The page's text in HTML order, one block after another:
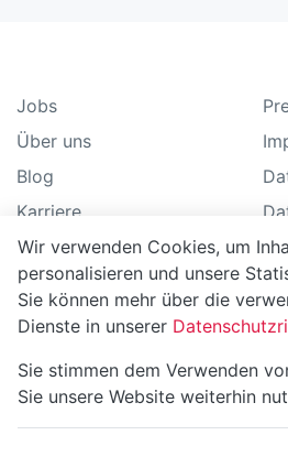
Jobs
Über uns
Blog
Karriere
FAQ
Anleitung
Sitemap
Wir verwenden Cookies, um
personalisieren und unsere
Sie können mehr über die
Dienste in unserer
Sie stimmen dem Verwenden
Sie unsere Website weiterhin